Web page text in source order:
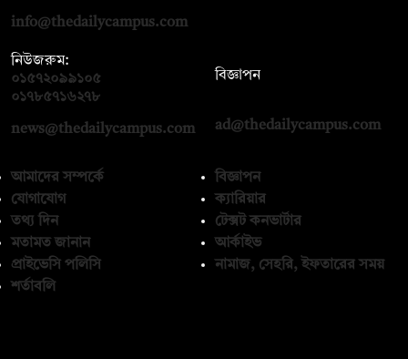
info@thedailycampus.com
নিউজরুম:
০১৫৭২০৯৯১০৫
০১৭৮৫৭১৬২৭৮
news@thedailycampus.com
বিজ্ঞাপন
ad@thedailycampus.com
আমাদের সম্পর্কে
যোগাযোগ
তথ্য দিন
মতামত জানান
প্রাইভেসি পলিসি
শর্তাবলি
বিজ্ঞাপন
ক্যারিয়ার
টেক্সট কনভার্টার
আর্কাইভ
নামাজ, সেহরি, ইফতারের সময়